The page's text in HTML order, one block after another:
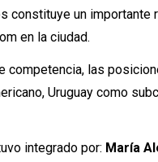
constituye un
en la ciudad.
competencia, las
Uruguay como
integrado por: María